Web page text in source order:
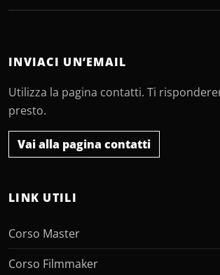
INVIACI UN’EMAIL
Utilizza la pagina contatti. Ti
presto.
Vai alla pagina contatti
LINK UTILI
Corso Master
Corso Filmmaker